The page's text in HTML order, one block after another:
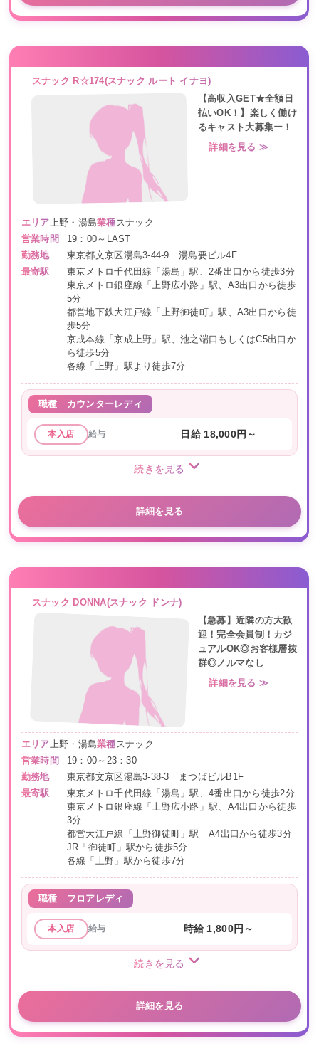
スナック R☆174(スナック ルート イナヨ)
【高収入GET★全額日
払いOK！】楽しく働け
るキャスト大募集ー！
詳細を見る ≫
エリア上野・湯島業種スナック
営業時間
19：00～LAST
勤務地
東京都文京区湯島3-44-9 湯島要ビル4F
最寄駅
東京メトロ千代田線「湯島」駅、2番出口から徒歩3分
東京メトロ銀座線「上野広小路」駅、A3出口から徒歩
5分
都営地下鉄大江戸線「上野御徒町」駅、A3出口から徒
歩5分
京成本線「京成上野」駅、池之端口もしくはC5出口か
ら徒歩5分
各線「上野」駅より徒歩7分
職種 カウンターレディ
本入店 給与 日給 18,000円～
続きを見る
詳細を見る
スナック DONNA(スナック ドンナ)
【急募】近隣の方大歓
迎！完全会員制！カジ
ュアルOK◎お客様層抜
群◎ノルマなし
詳細を見る ≫
エリア 上野・湯島業種 スナック
営業時間
19：00～23：30
勤務地
東京都文京区湯島3-38-3 まつばビルB1F
最寄駅
東京メトロ千代田線「湯島」駅、4番出口から徒歩2分
東京メトロ銀座線「上野広小路」駅、A4出口から徒歩
3分
都営大江戸線「上野御徒町」駅 A4出口から徒歩3分
JR「御徒町」駅から徒歩5分
各線「上野」駅から徒歩7分
職種 フロアレディ
本入店 給与 時給 1,800円～
続きを見る
詳細を見る